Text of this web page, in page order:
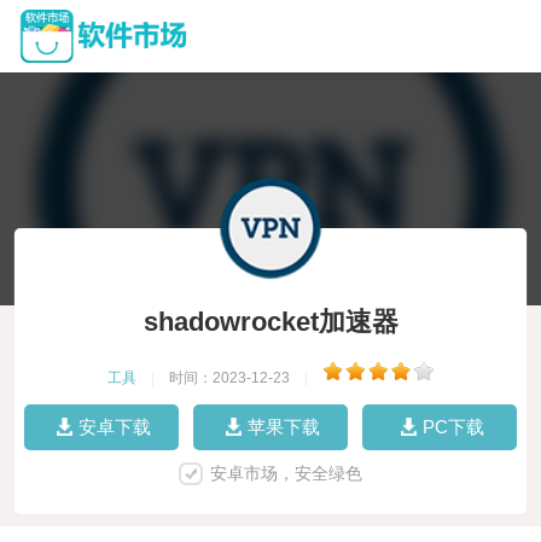
shadowrocket加速器
工具 时间：2023-12-23
安卓下载 苹果下载 PC下载
安卓市场，安全绿色